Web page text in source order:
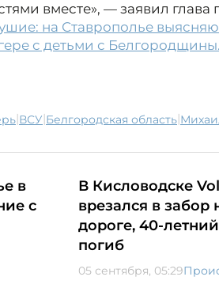
вместе», — заявил глава
на Ставрополье
с детьми с Белгородщины.
| ВСУ| Белгородская область|
в
с
В Кисловодске
врезался в забор
дороге, 40-
погиб
05 сентября, 05:29